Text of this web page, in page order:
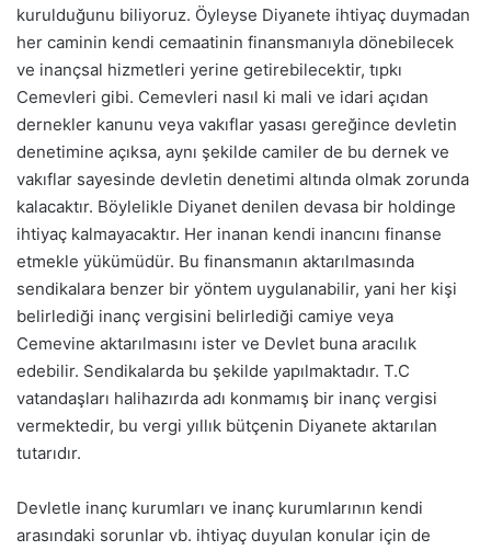
kurulduğunu biliyoruz. Öyleyse Diyanete ihtiyaç duymadan
her caminin kendi cemaatinin finansmanıyla dönebilecek
ve inançsal hizmetleri yerine getirebilecektir, tıpkı
Cemevleri gibi. Cemevleri nasıl ki mali ve idari açıdan
dernekler kanunu veya vakıflar yasası gereğince devletin
denetimine açıksa, aynı şekilde camiler de bu dernek ve
vakıflar sayesinde devletin denetimi altında olmak zorunda
kalacaktır. Böylelikle Diyanet denilen devasa bir holdinge
ihtiyaç kalmayacaktır. Her inanan kendi inancını finanse
etmekle yükümüdür. Bu finansmanın aktarılmasında
sendikalara benzer bir yöntem uygulanabilir, yani her kişi
belirlediği inanç vergisini belirlediği camiye veya
Cemevine aktarılmasını ister ve Devlet buna aracılık
edebilir. Sendikalarda bu şekilde yapılmaktadır. T.C
vatandaşları halihazırda adı konmamış bir inanç vergisi
vermektedir, bu vergi yıllık bütçenin Diyanete aktarılan
tutarıdır.
Devletle inanç kurumları ve inanç kurumlarının kendi
arasındaki sorunlar vb. ihtiyaç duyulan konular için de